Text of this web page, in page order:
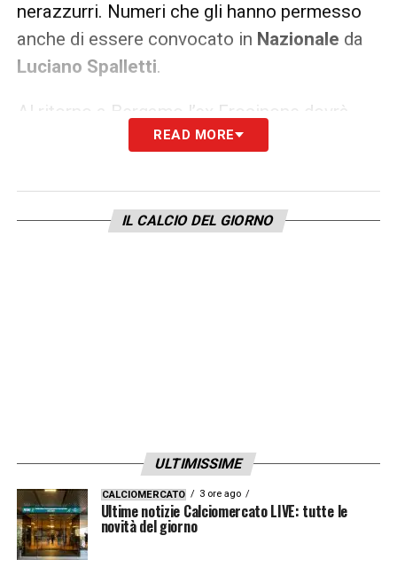
nerazzurri. Numeri che gli hanno permesso
anche di essere convocato in Nazionale da
Luciano Spalletti.
Al ritorno a Bergamo l’ex Frosinone dovrà
Gasperiniuna certa continuità,
gol in grado di fare la differenza. L’obiettivo
dell’allenatore, e la speranza di Spalletti, è di
READ MORE
IL CALCIO DEL GIORNO
ULTIMISSIME
CALCIOMERCATO 3 ore ago
Ultime notizie Calciomercato LIVE: tutte le
novità del giorno